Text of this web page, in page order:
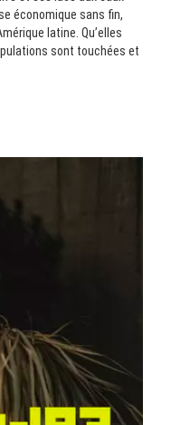
économique sans fin,
latine. Qu’elles
sont touchées et